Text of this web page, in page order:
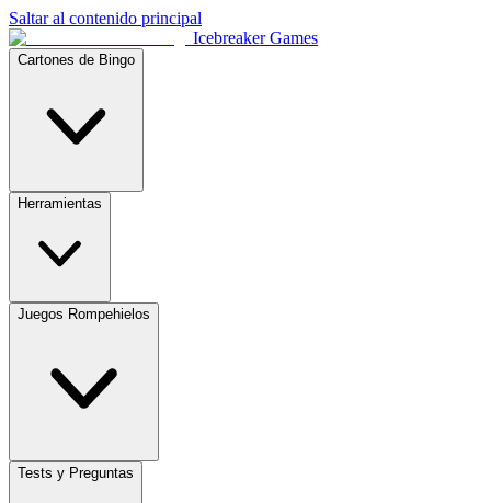
Saltar al contenido principal
Icebreaker Games
Cartones de Bingo
Herramientas
Juegos Rompehielos
Tests y Preguntas